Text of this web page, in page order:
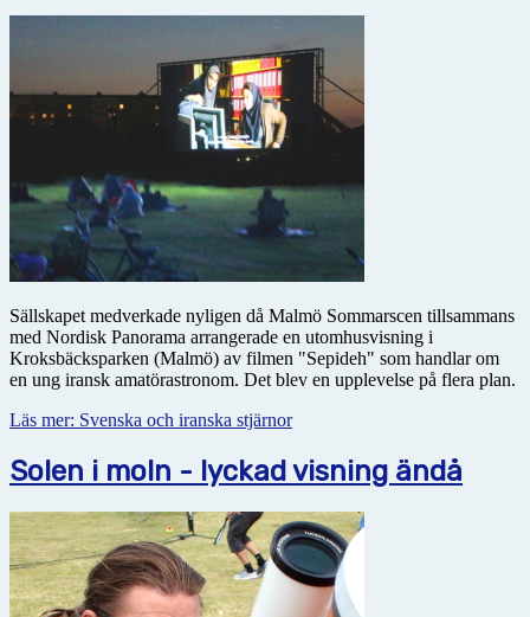
Sällskapet medverkade nyligen då Malmö Sommarscen tillsammans
med Nordisk Panorama arrangerade en utomhusvisning i
Kroksbäcksparken (Malmö) av filmen "Sepideh" som handlar om
en ung iransk amatörastronom. Det blev en upplevelse på flera plan.
Läs mer: Svenska och iranska stjärnor
Solen i moln - lyckad visning ändå